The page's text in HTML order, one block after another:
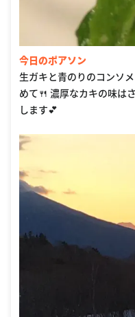
今日のポアソン
生ガキと青のりのコンソ
めて🍴 濃厚なカキの味は
します💕